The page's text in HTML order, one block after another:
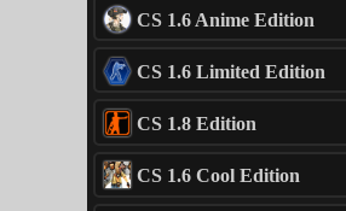
CS 1.6 Anime Edition
CS 1.6 Limited Edition
CS 1.8 Edition
CS 1.6 Cool Edition